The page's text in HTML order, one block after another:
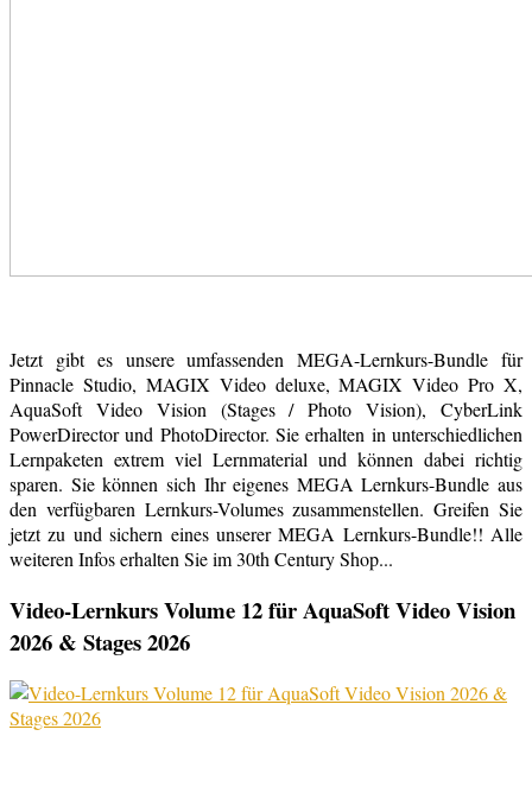
Jetzt gibt es unsere umfassenden MEGA-Lernkurs-Bundle für
Pinnacle Studio, MAGIX Video deluxe, MAGIX Video Pro X,
AquaSoft Video Vision (Stages / Photo Vision), CyberLink
PowerDirector und PhotoDirector. Sie erhalten in unterschiedlichen
Lernpaketen extrem viel Lernmaterial und können dabei richtig
sparen. Sie können sich Ihr eigenes MEGA Lernkurs-Bundle aus
den verfügbaren Lernkurs-Volumes zusammenstellen. Greifen Sie
jetzt zu und sichern eines unserer MEGA Lernkurs-Bundle!! Alle
weiteren Infos erhalten Sie im 30th Century Shop...
Video-Lernkurs Volume 12 für AquaSoft Video Vision
2026 & Stages 2026